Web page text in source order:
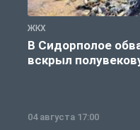
ЖКХ
В Сидорполое
вскрыл
04 августа 17:00